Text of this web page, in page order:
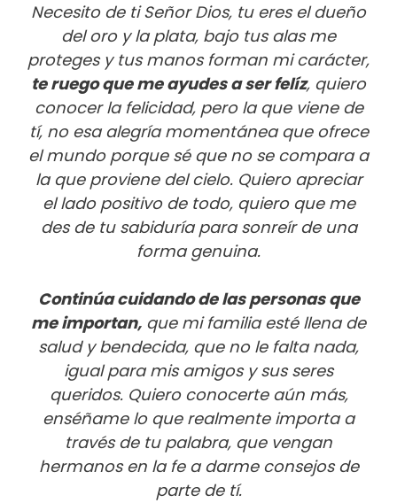
Necesito de ti Señor Dios, tu eres el dueño
del oro y la plata, bajo tus alas me
proteges y tus manos forman mi carácter,
te ruego que me ayudes a ser felíz, quiero
conocer la felicidad, pero la que viene de
tí, no esa alegría momentánea que ofrece
el mundo porque sé que no se compara a
la que proviene del cielo. Quiero apreciar
el lado positivo de todo, quiero que me
des de tu sabiduría para sonreír de una
forma genuina.
Continúa cuidando de las personas que
me importan, que mi familia esté llena de
salud y bendecida, que no le falta nada,
igual para mis amigos y sus seres
queridos. Quiero conocerte aún más,
enséñame lo que realmente importa a
través de tu palabra, que vengan
hermanos en la fe a darme consejos de
parte de tí.